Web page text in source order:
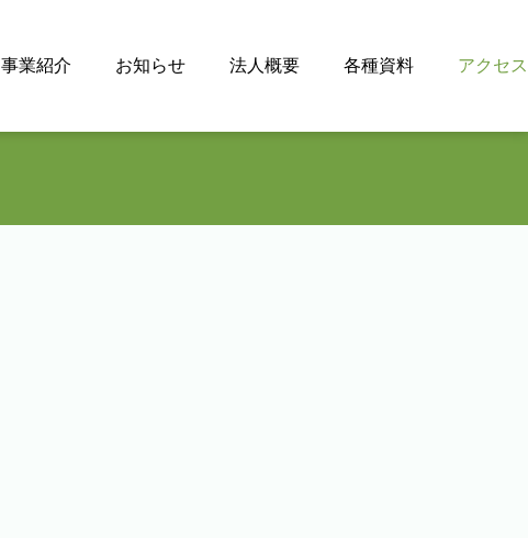
事業紹介 お知らせ 法人概要 各種資料 アクセス